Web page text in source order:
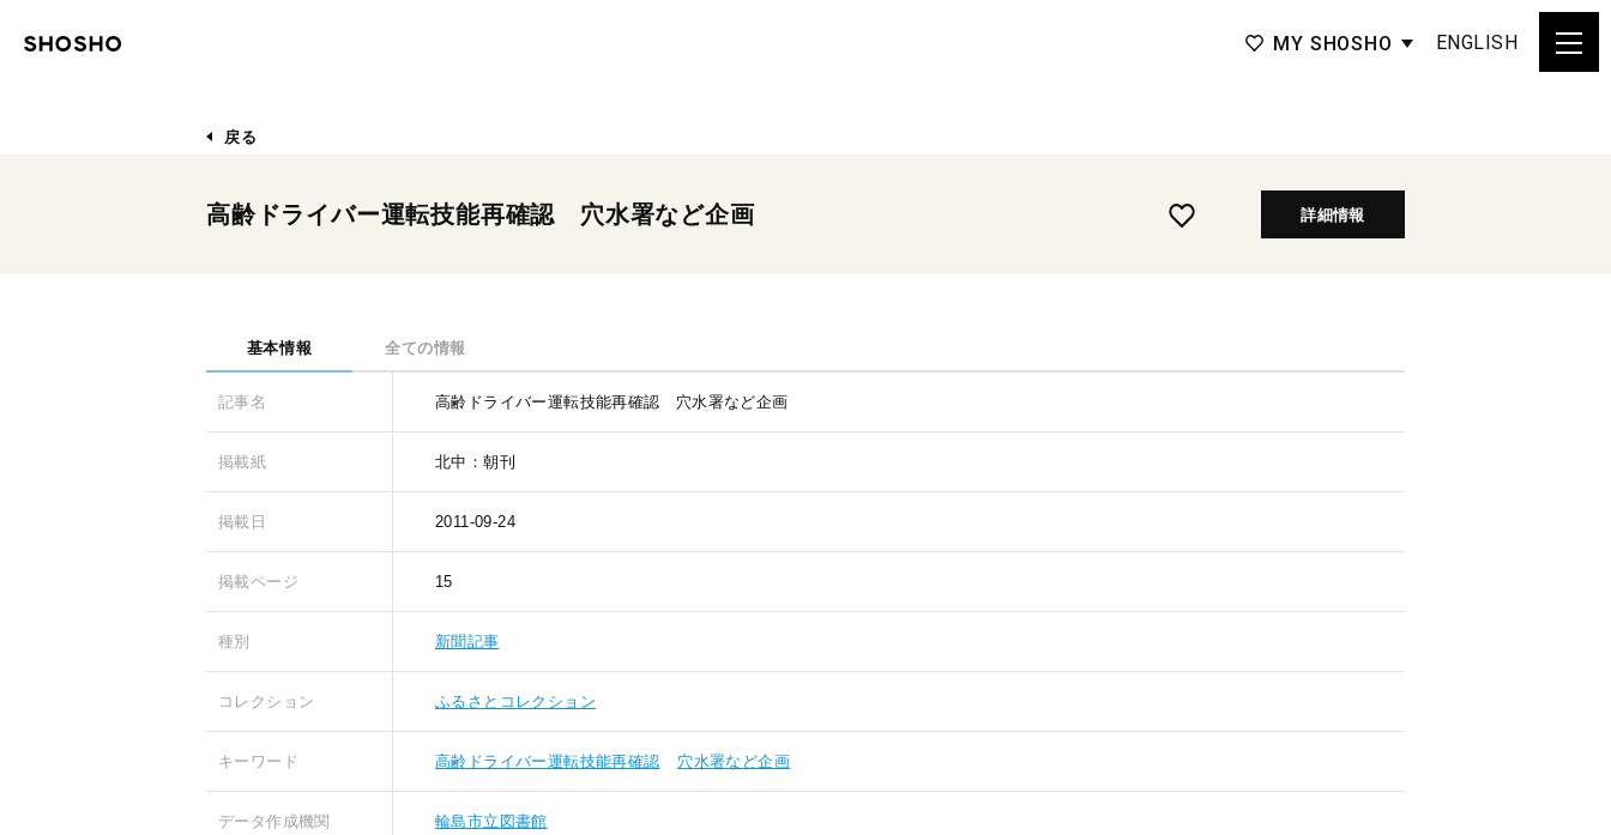
MY SHOSHO ENGLISH
戻る
高齢ドライバー運転技能再確認 穴水署など企画 詳細情報
基本情報 全ての情報
記事名 高齢ドライバー運転技能再確認 穴水署など企画
掲載紙 北中：朝刊
掲載日 2011-09-24
掲載ページ 15
種別 新聞記事
コレクション ふるさとコレクション
キーワード 高齢ドライバー運転技能再確認 穴水署など企画
データ作成機関 輪島市立図書館